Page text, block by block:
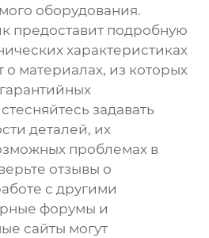
оборудования.
предоставит подробную
характеристиках
материалах, из которых
задавать
деталей, их
проблемах в
отзывы о
с другими
форумы и
сайты могут